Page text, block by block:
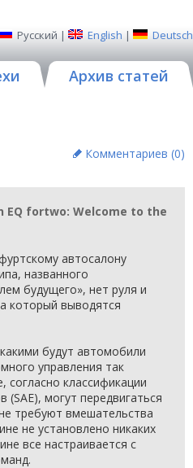
Русский | English | Deutsch
Архив статей
Комментариев (0)
EQ fortwo: Welcome to the
автосалону
названного
будущего», нет руля и
который выводятся
будут автомобили
управления так
согласно классификации
могут передвигаться
требуют вмешательства
не установлено никаких
все настраивается с